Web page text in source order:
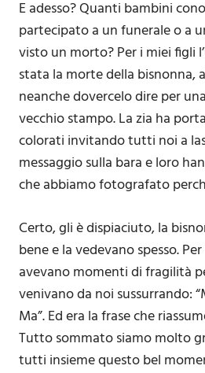
E adesso? Quanti bambini
partecipato a un funerale o a
visto un morto? Per i miei figli
stata la morte della bisnonna,
neanche dovercelo dire per
vecchio stampo. La zia ha
colorati invitando tutti noi a
messaggio sulla bara e loro
che abbiamo fotografato
Certo, gli è dispiaciuto, la
bene e la vedevano spesso.
avevano momenti di fragilità
venivano da noi sussurrando:
Ma”. Ed era la frase che
Tutto sommato siamo molto
tutti insieme questo bel